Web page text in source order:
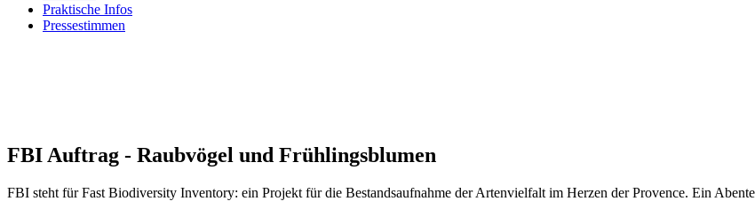
Praktische Infos
Pressestimmen
FBI Auftrag - Raubvögel und Frühlingsblumen
FBI steht für Fast Biodiversity Inventory: ein Projekt für die Bestandsaufnahme der Artenvielfalt im Herzen der Provence. Ein